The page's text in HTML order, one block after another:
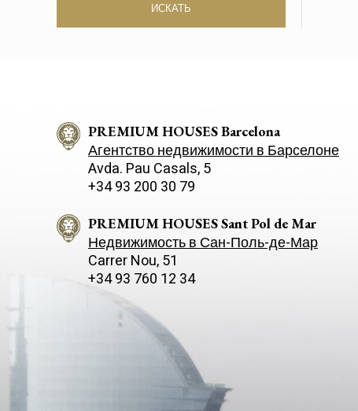
ИСКАТЬ
PREMIUM HOUSES Barcelona
Агентство недвижимости в Барселоне
Avda. Pau Casals, 5
+34 93 200 30 79
PREMIUM HOUSES Sant Pol de Mar
Недвижимость в Сан-Поль-де-Мар
Carrer Nou, 51
+34 93 760 12 34